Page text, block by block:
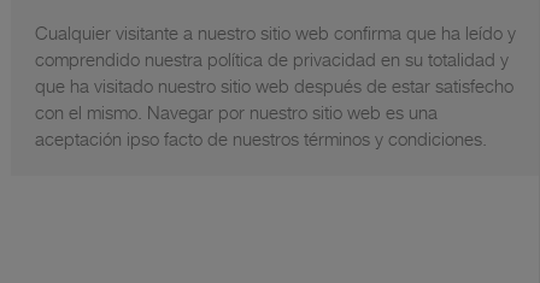
Cualquier visitante a nuestro sitio web confirma que ha leído y
comprendido nuestra política de privacidad en su totalidad y
que ha visitado nuestro sitio web después de estar satisfecho
con el mismo. Navegar por nuestro sitio web es una
aceptación ipso facto de nuestros términos y condiciones.